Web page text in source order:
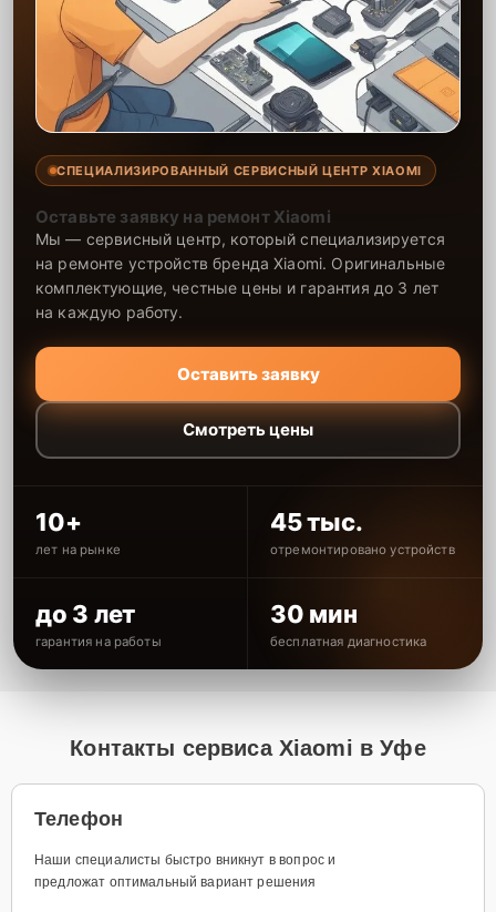
СПЕЦИАЛИЗИРОВАННЫЙ СЕРВИСНЫЙ ЦЕНТР XIAOMI
Оставьте заявку на ремонт Xiaomi
Мы — сервисный центр, который специализируется
на ремонте устройств бренда Xiaomi. Оригинальные
комплектующие, честные цены и гарантия до 3 лет
на каждую работу.
Оставить заявку
Смотреть цены
10+
лет на рынке
45 тыс.
отремонтировано устройств
до 3 лет
гарантия на работы
30 мин
бесплатная диагностика
Контакты сервиса Xiaomi в Уфе
Телефон
Наши специалисты быстро вникнут в вопрос и
предложат оптимальный вариант решения